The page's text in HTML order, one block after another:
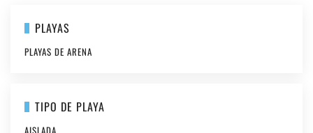
PLAYAS
PLAYAS DE ARENA
TIPO DE PLAYA
AISLADA